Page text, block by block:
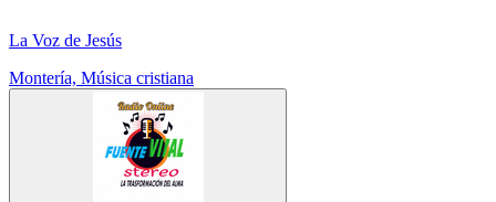
La Voz de Jesús
Montería, Música cristiana